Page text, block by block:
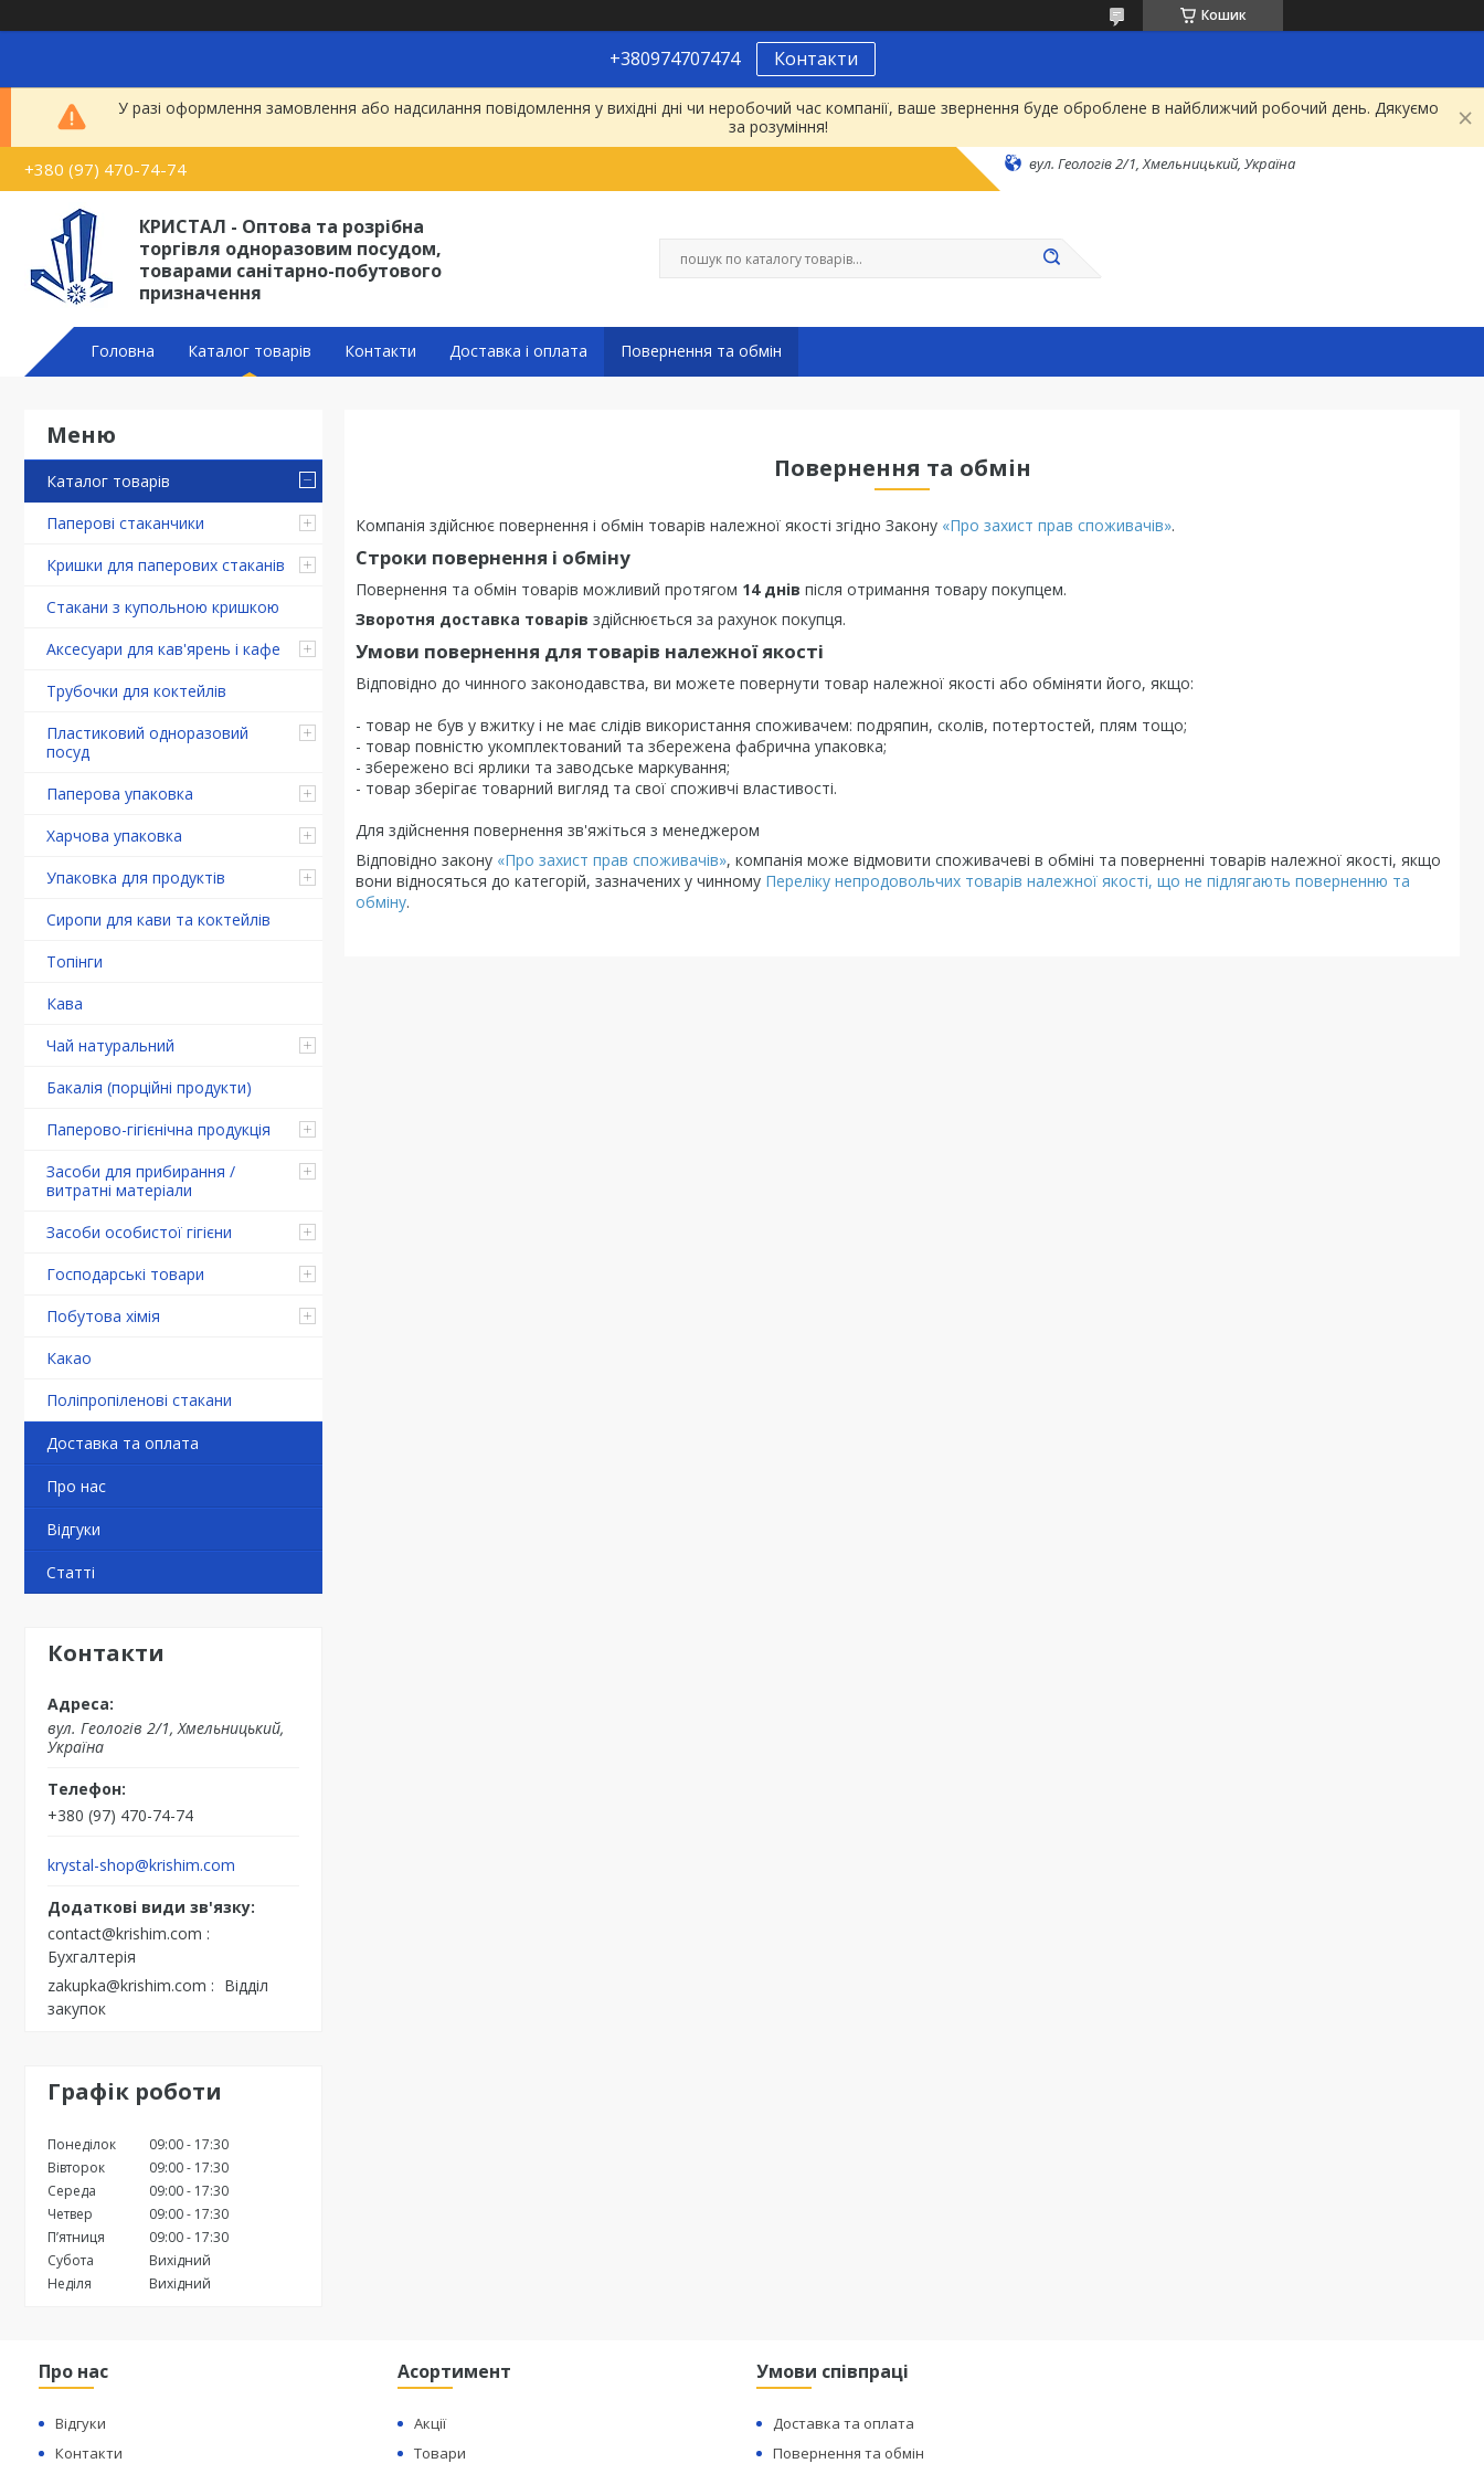
Кошик
+380974707474 Контакти
У разі оформлення замовлення або надсилання повідомлення у вихідні дні чи неробочий час компанії, ваше звернення буде оброблене в найближчий робочий день. Дякуємо
за розуміння!
+380 (97) 470-74-74 вул. Геологів 2/1, Хмельницький, Україна
КРИСТАЛ - Оптова та розрібна
торгівля одноразовим посудом,
товарами санітарно-побутового
призначення
Головна Каталог товарів Контакти Доставка і оплата Повернення та обмін
Каталог товарів
Паперові стаканчики
Кришки для паперових стаканів
Стакани з купольною кришкою
Аксесуари для кав'ярень і кафе
Трубочки для коктейлів
Пластиковий одноразовий
посуд
Паперова упаковка
Харчова упаковка
Упаковка для продуктів
Сиропи для кави та коктейлів
Топінги
Кава
Чай натуральний
Бакалія (порційні продукти)
Паперово-гігієнічна продукція
Засоби для прибирання /
витратні матеріали
Засоби особистої гігієни
Господарські товари
Побутова хімія
Какао
Поліпропіленові стакани
Доставка та оплата
Про нас
Відгуки
Статті
Контакти
вул. Геологів 2/1, Хмельницький,
Україна
+380 (97) 470-74-74
krystal-shop@krishim.com
contact@krishim.com
Бухгалтерія
zakupka@krishim.com
Відділ
закупок
Графік роботи
Понеділок 09:00
17:30
Вівторок
09:00
17:30
Середа
09:00
17:30
Четвер
09:00
17:30
Пʼятниця
09:00
17:30
Субота
Вихідний
Неділя
Вихідний
Повернення та обмін
Компанія здійснює повернення і обмін товарів належної якості згідно Закону «Про захист прав споживачів».
Строки повернення і обміну
Повернення та обмін товарів можливий протягом 14 днів після отримання товару покупцем.
Зворотня доставка товарів здійснюється за рахунок покупця.
Умови повернення для товарів належної якості
Відповідно до чинного законодавства, ви можете повернути товар належної якості або обміняти його, якщо:
- товар не був у вжитку і не має слідів використання споживачем: подряпин, сколів, потертостей, плям тощо;
- товар повністю укомплектований та збережена фабрична упаковка;
- збережено всі ярлики та заводське маркування;
- товар зберігає товарний вигляд та свої споживчі властивості.
Для здійснення повернення зв'яжіться з менеджером
Відповідно закону «Про захист прав споживачів», компанія може відмовити споживачеві в обміні та поверненні товарів належної якості, якщо
вони відносяться до категорій, зазначених у чинному Переліку непродовольчих товарів належної якості, що не підлягають поверненню та
обміну.
Про нас
Відгуки
Контакти
Асортимент
Акції
Товари
Умови співпраці
Доставка та оплата
Повернення та обмін